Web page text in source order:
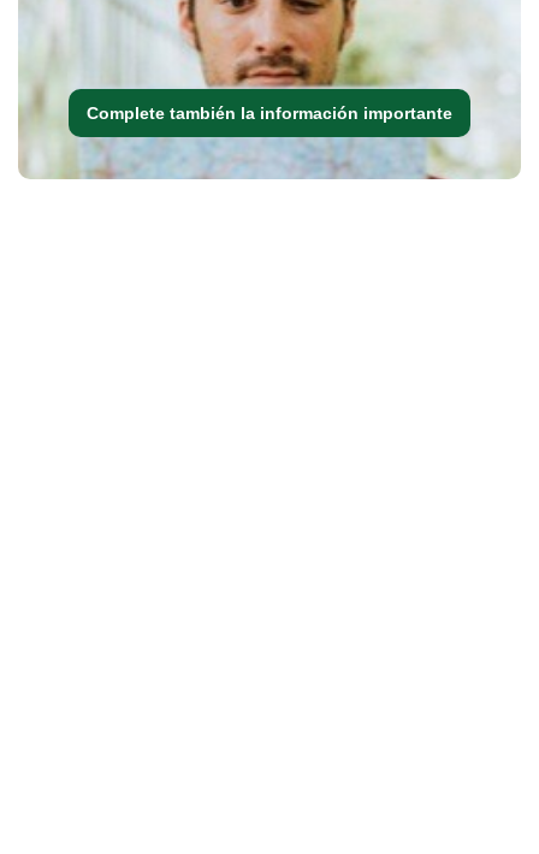
Complete también la información importante